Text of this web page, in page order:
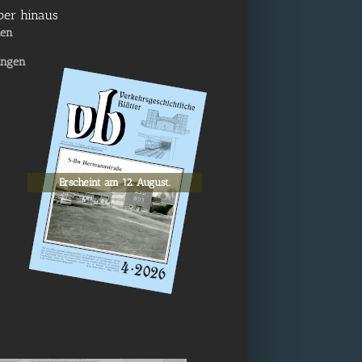
Erscheint am 12. August.
hinaus